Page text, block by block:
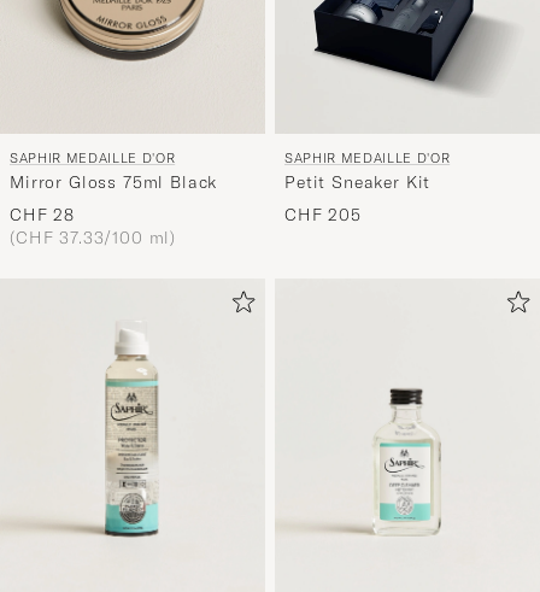
SAPHIR MEDAILLE D'OR
Mirror Gloss 75ml Black
CHF 28
(CHF 37.33/100 ml)
SAPHIR MEDAILLE D'OR
Petit Sneaker Kit
CHF 205